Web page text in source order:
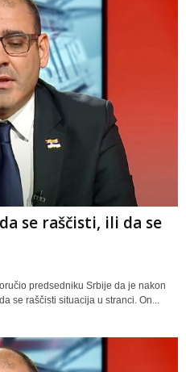
se raščisti, ili da se
predsedniku Srbije da je nakon
se raščisti situacija u stranci. On...